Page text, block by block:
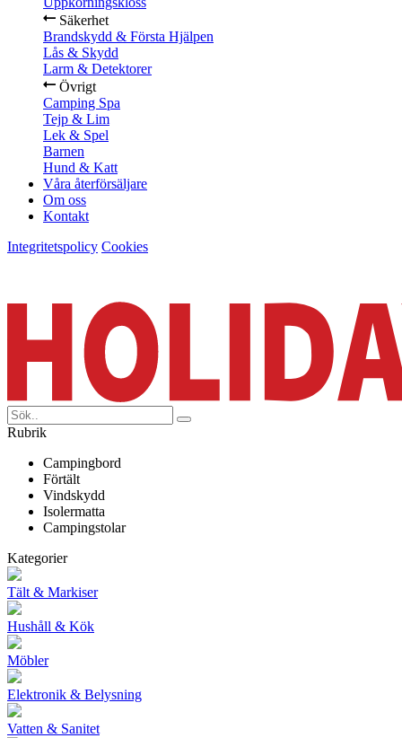
Säkerhet
Brandskydd & Första Hjälpen
Lås & Skydd
Larm & Detektorer
Övrigt
Camping Spa
Tejp & Lim
Lek & Spel
Barnen
Hund & Katt
Våra återförsäljare
Om oss
Kontakt
Integritetspolicy Cookies
Rubrik
Campingbord
Förtält
Vindskydd
Isolermatta
Campingstolar
Kategorier
Tält & Markiser
Hushåll & Kök
Möbler
Elektronik & Belysning
Vatten & Sanitet